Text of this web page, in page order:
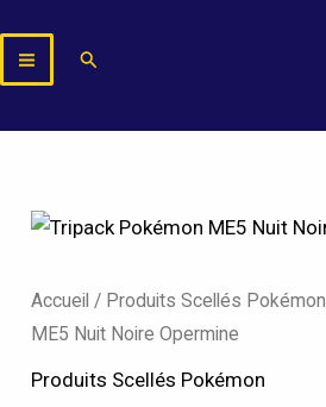
au
contenu
Rechercher
Accueil / Produits Scellés Pokémon
ME5 Nuit Noire Opermine
Produits Scellés Pokémon
quantité
Tripack
Pokémon
Nuit